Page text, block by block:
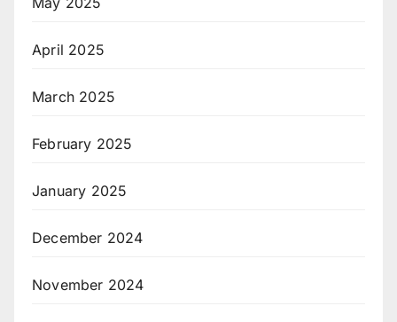
April 2025
March 2025
February 2025
January 2025
December 2024
November 2024